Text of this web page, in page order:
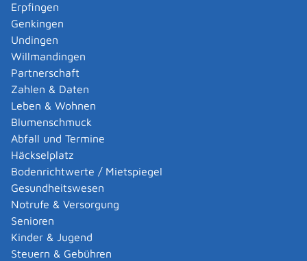
Erpfingen
Genkingen
Undingen
Willmandingen
Partnerschaft
Zahlen & Daten
Leben & Wohnen
Blumenschmuck
Abfall und Termine
Häckselplatz
Bodenrichtwerte / Mietspiegel
Gesundheitswesen
Notrufe & Versorgung
Senioren
Kinder & Jugend
Steuern & Gebühren
Adoption eines ausländischen Kindes -
Umwandlung einer schwachen in eine starke
Adoption beantragen
Adoption eines deutschen Kindes - Beurkundung
von Amts wegen
Adoption eines erwachsenen Menschen beantragen
Adoptionspflege eines minderjährigen Kindes
aufnehmen
Adressänderung auf der eID-Karte beantragen
Adressbuch - Eintrag sperren lassen
Akademische Gesundheitsberufe - Anerkennung der
Weiterbildung beantragen
Akademische Grade, Titel und Bezeichnungen bei
anerkannten Spätaussiedlern - Gradumwandlungen
beantragen